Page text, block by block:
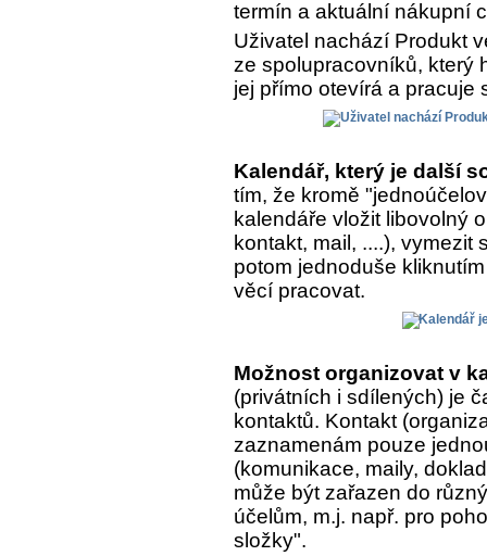
termín a aktuální nákupní
Uživatel nachází Produkt
ze spolupracovníků, který
jej přímo otevírá a pracuje
Kalendář, který je další
tím, že kromě
kalendáře vložit libovolný
kontakt, mail, ....), vymezit
potom jednoduše
věcí pracovat.
Možnost organizovat v
(privátních i sdílených) je
kontaktů. Kontakt
zaznamenám pouze
(komunikace, maily,
může být zařazen do
účelům, m.j. např. pro
složky".